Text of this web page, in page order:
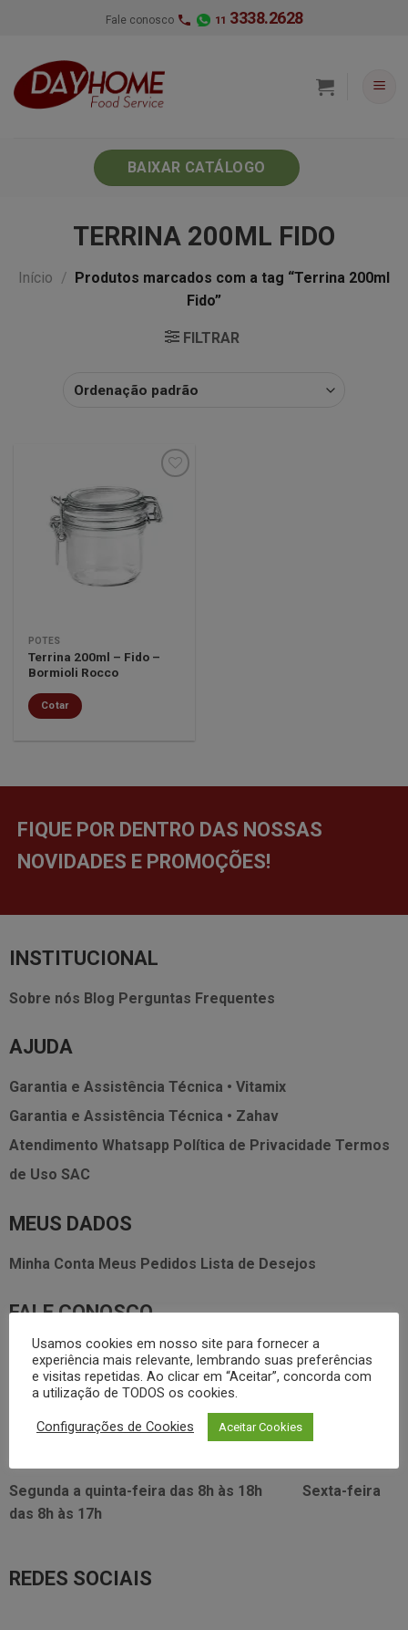
Fale conosco 11 3338.2628
BAIXAR CATÁLOGO
TERRINA 200ML FIDO
Início /
Produtos marcados com a tag “Terrina 200ml
Fido”
FILTRAR
Minha
POTES
Terrina 200ml – Fido –
Bormioli Rocco
Cotar
FIQUE POR DENTRO DAS NOSSAS
NOVIDADES E PROMOÇÕES!
INSTITUCIONAL
Sobre nós Blog Perguntas Frequentes
AJUDA
Garantia e Assistência Técnica • Vitamix
Garantia e Assistência Técnica • Zahav
Atendimento Whatsapp Política de Privacidade Termos
de Uso SAC
MEUS DADOS
Minha Conta Meus Pedidos Lista de Desejos
FALE CONOSCO
3338.2628
foodservice@dayhome.com.br
Atendimento Whatsapp
VISITE NOSSO SHOWRROM:
Segunda a quinta-feira das 8h às 18h
Sexta-feira
das 8h às 17h
REDES SOCIAIS
Usamos cookies em nosso site para fornecer a
experiência mais relevante, lembrando suas preferências
e visitas repetidas. Ao clicar em “Aceitar”, concorda com
a utilização de TODOS os cookies.
Configurações de Cookies Aceitar Cookies